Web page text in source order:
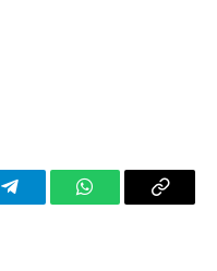
TelegramWhatsAppCopy